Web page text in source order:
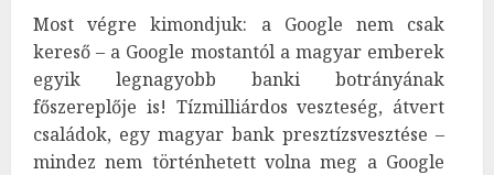
Most végre kimondjuk: a Google nem csak
kereső – a Google mostantól a magyar emberek
egyik legnagyobb banki botrányának
főszereplője is! Tízmilliárdos veszteség, átvert
családok, egy magyar bank presztízsvesztése –
mindez nem történhetett volna meg a Google